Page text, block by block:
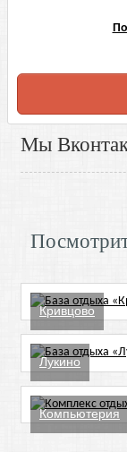
Мы
Кривцово
Лукино
Компьютерия